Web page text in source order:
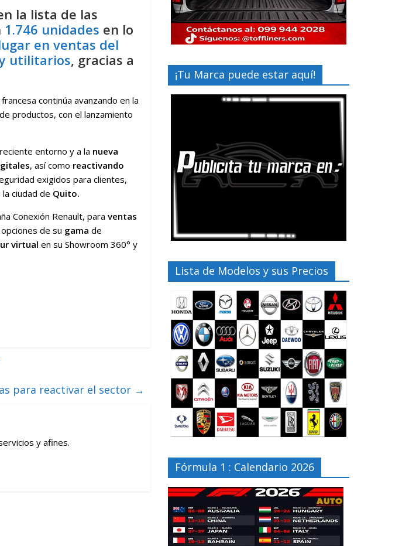
la lista de las
1.746 unidades en lo
en ventas del
utilitarios, gracias a
continúa avanzando en la
productos, con el lanzamiento
entorno y a la nueva
, así como reactivando
exigidos para clientes,
la ciudad de Quito.
Conexión Renault, para ventas
de su gama de
virtual en su Showroom 360° y
para reactivar el sector →
y afines.
¡Tu Marca puede estar aquí!
Lista de Modelos y sus Precios
Fórmula 1 : Calendario 2026